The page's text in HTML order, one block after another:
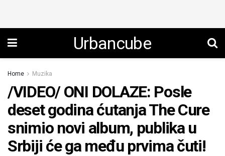
Urbancube
Home Muzika
/VIDEO/ ONI DOLAZE: Posle
deset godina ćutanja The Cure
snimio novi album, publika u
Srbiji će ga među prvima čuti!